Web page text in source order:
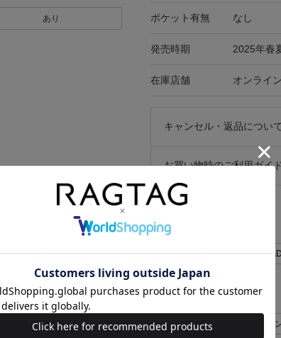
あり ポケット有無 なし
発売時期 2025年春
在庫店舗 オンライ
キャンセル・返品について
お買い物時のご利用ガイ
関連キーワード
ニットカーディガン
似た条件で検索
HERMES ニット>カーディガ